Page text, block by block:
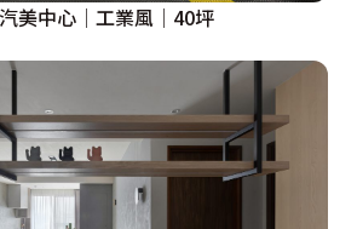
美中心│工業風│40坪